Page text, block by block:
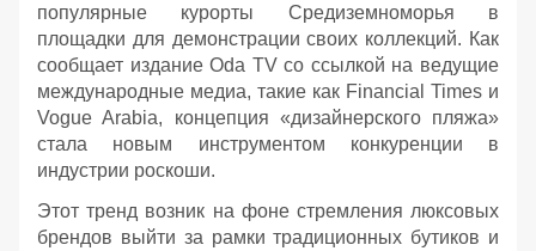
популярные курорты Средиземноморья в
площадки для демонстрации своих коллекций. Как
сообщает издание Oda TV со ссылкой на ведущие
международные медиа, такие как Financial Times и
Vogue Arabia, концепция «дизайнерского пляжа»
стала новым инструментом конкуренции в
индустрии роскоши.
Этот тренд возник на фоне стремления люксовых
брендов выйти за рамки традиционных бутиков и